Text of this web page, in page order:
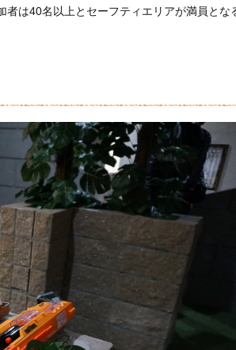
は40名以上とセーフティエリアが満員とな